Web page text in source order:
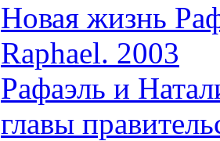
Новая жизнь
Raphael. 2003
Рафаэль и
главы